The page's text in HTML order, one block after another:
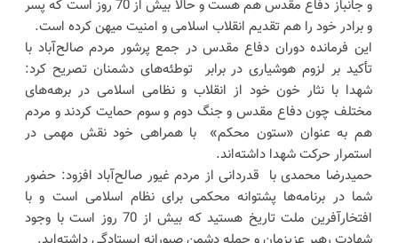
و جانباز دفاع مقدس هم هست و حالا بیش از 70 روز است که پسر
و برادر خود را هم تقدیم انقلاب اسلامی و امنیت میهن کرده است.
این فرمانده دوران دفاع مقدس در جمع پرشور مردم صالح‌آباد با
تأکید بر لزوم هوشیاری در برابر توطئه‌های دشمنان تصریح کرد:
شهدا با نثار خون خود از انقلاب و نظامی اسلامی در برهه‌های
مختلف چون دفاع مقدس و جنگ دوم و سوم حمایت کردند و مردم
هم به عنوان «ستون محکم» با همراهی خود نقش مهمی در
استمرار حرکت شهدا داشته‌اند.
حمیدرضا محمدی با قدردانی از مردم غیور صالح‌آباد افزود: حضور
شما در برنامه‌ها پشتوانه محکمی برای نظام اسلامی است و با
افتخارآفرین ملت تاریخ هستید که بیش از 70 روز است با وجود